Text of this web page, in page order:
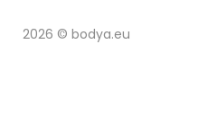
2026 © bodya.eu